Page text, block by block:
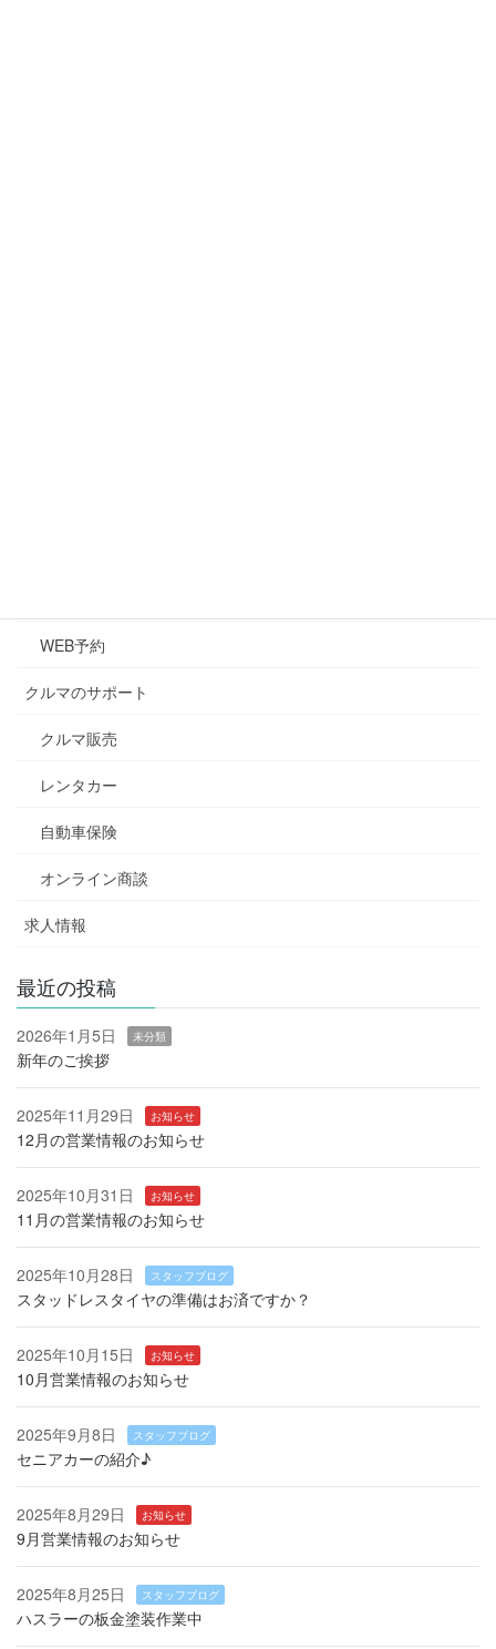
WEB予約
クルマのサポート
クルマ販売
レンタカー
自動車保険
オンライン商談
求人情報
最近の投稿
2026年1月5日 未分類
新年のご挨拶
2025年11月29日 お知らせ
12月の営業情報のお知らせ
2025年10月31日 お知らせ
11月の営業情報のお知らせ
2025年10月28日 スタッフブログ
スタッドレスタイヤの準備はお済ですか？
2025年10月15日 お知らせ
10月営業情報のお知らせ
2025年9月8日 スタッフブログ
セニアカーの紹介♪
2025年8月29日 お知らせ
9月営業情報のお知らせ
2025年8月25日 スタッフブログ
ハスラーの板金塗装作業中